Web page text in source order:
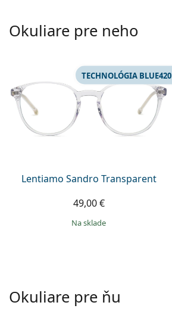
Okuliare pre neho
Lentiamo Sandro Transparent
TECHNOLÓGIA BLUE420
49,00 €
na sklade
Okuliare pre ňu